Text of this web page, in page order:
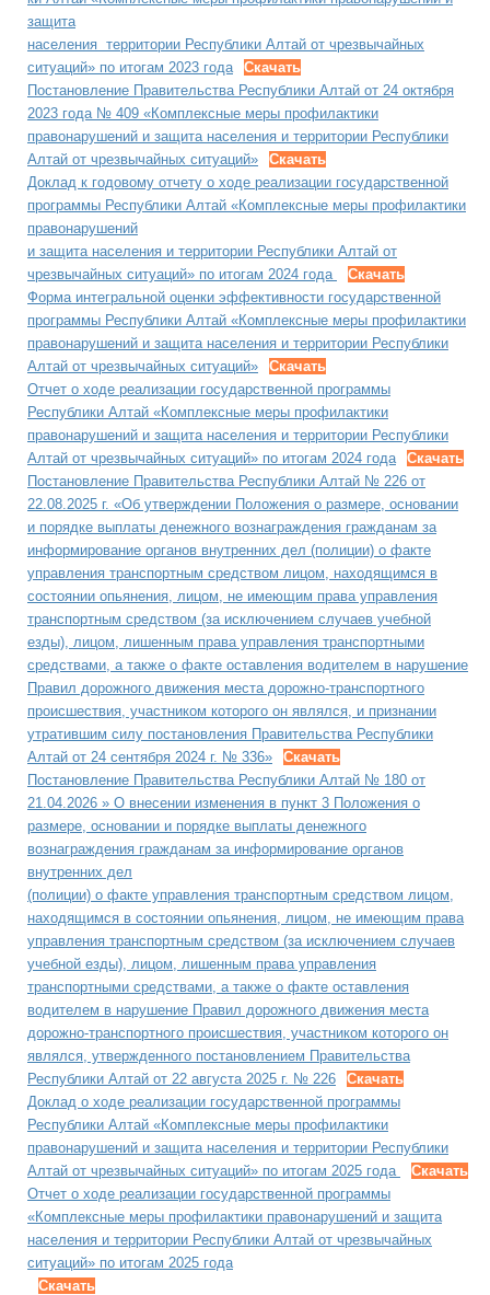
защита
населения территории Республики Алтай от чрезвычайных
ситуаций» по итогам 2023 года
Скачать
Постановление Правительства Республики Алтай от 24 октября
2023 года № 409 «Комплексные меры профилактики
правонарушений и защита населения и территории Республики
Алтай от чрезвычайных ситуаций»
Скачать
Доклад к годовому отчету о ходе реализации государственной
программы Республики Алтай «Комплексные меры профилактики
правонарушений
и защита населения и территории Республики Алтай от
чрезвычайных ситуаций» по итогам 2024 года
Скачать
Форма интегральной оценки эффективности государственной
программы Республики Алтай «Комплексные меры профилактики
правонарушений и защита населения и территории Республики
Алтай от чрезвычайных ситуаций»
Скачать
Отчет о ходе реализации государственной программы
Республики Алтай «Комплексные меры профилактики
правонарушений и защита населения и территории Республики
Алтай от чрезвычайных ситуаций» по итогам 2024 года
Скачать
Постановление Правительства Республики Алтай № 226 от
22.08.2025 г. «Об утверждении Положения о размере, основании
и порядке выплаты денежного вознаграждения гражданам за
информирование органов внутренних дел (полиции) о факте
управления транспортным средством лицом, находящимся в
состоянии опьянения, лицом, не имеющим права управления
транспортным средством (за исключением случаев учебной
езды), лицом, лишенным права управления транспортными
средствами, а также о факте оставления водителем в нарушение
Правил дорожного движения места дорожно-транспортного
происшествия, участником которого он являлся, и признании
утратившим силу постановления Правительства Республики
Алтай от 24 сентября 2024 г. № 336»
Скачать
Постановление Правительства Республики Алтай № 180 от
21.04.2026 » О внесении изменения в пункт 3 Положения о
размере, основании и порядке выплаты денежного
вознаграждения гражданам за информирование органов
внутренних дел
(полиции) о факте управления транспортным средством лицом,
находящимся в состоянии опьянения, лицом, не имеющим права
управления транспортным средством (за исключением случаев
учебной езды), лицом, лишенным права управления
транспортными средствами, а также о факте оставления
водителем в нарушение Правил дорожного движения места
дорожно-транспортного происшествия, участником которого он
являлся, утвержденного постановлением Правительства
Республики Алтай от 22 августа 2025 г. № 226
Скачать
Доклад о ходе реализации государственной программы
Республики Алтай «Комплексные меры профилактики
правонарушений и защита населения и территории Республики
Алтай от чрезвычайных ситуаций» по итогам 2025 года
Скачать
Отчет о ходе реализации государственной программы
«Комплексные меры профилактики правонарушений и защита
населения и территории Республики Алтай от чрезвычайных
ситуаций» по итогам 2025 года
Скачать